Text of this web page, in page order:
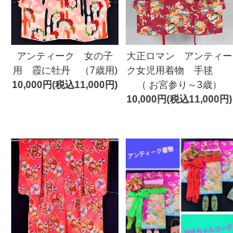
アンティーク 女の子
用 霞に牡丹 （7歳用)
10,000円(税込11,000円)
大正ロマン アンティー
ク女児用着物 手毬
（ お宮参り～3歳）
10,000円(税込11,000円)